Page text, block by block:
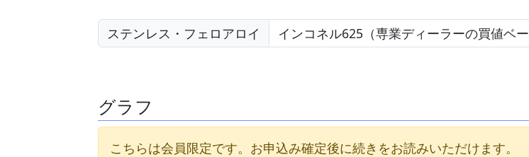
ステンレス・フェロアロイ
グラフ
こちらは会員限定です。お申込み確定後に続きをお読みいただけます。